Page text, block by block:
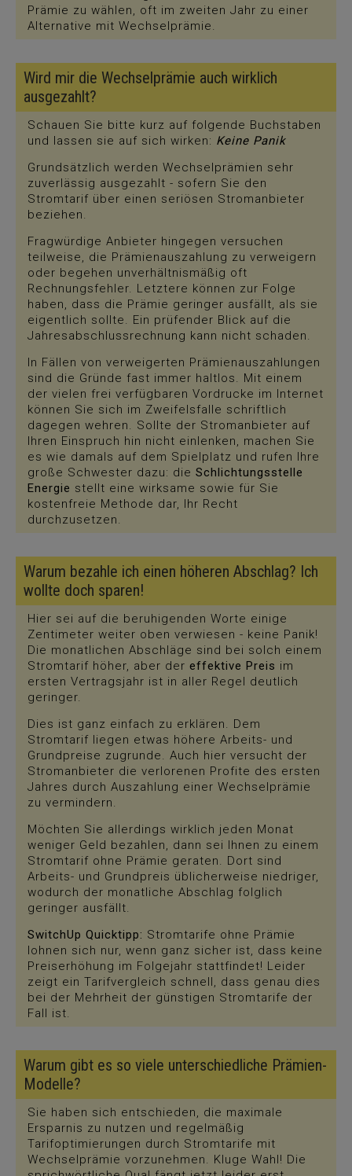
Prämie zu wählen, oft im zweiten Jahr zu einer
Alternative mit Wechselprämie.
Wird mir die Wechselprämie auch wirklich
ausgezahlt?
Schauen Sie bitte kurz auf folgende Buchstaben
und lassen sie auf sich wirken: Keine Panik
Grundsätzlich werden Wechselprämien sehr
zuverlässig ausgezahlt - sofern Sie den
Stromtarif über einen seriösen Stromanbieter
beziehen.
Fragwürdige Anbieter hingegen versuchen
teilweise, die Prämienauszahlung zu verweigern
oder begehen unverhältnismäßig oft
Rechnungsfehler. Letztere können zur Folge
haben, dass die Prämie geringer ausfällt, als sie
eigentlich sollte. Ein prüfender Blick auf die
Jahresabschlussrechnung kann nicht schaden.
In Fällen von verweigerten Prämienauszahlungen
sind die Gründe fast immer haltlos. Mit einem
der vielen frei verfügbaren Vordrucke im Internet
können Sie sich im Zweifelsfalle schriftlich
dagegen wehren. Sollte der Stromanbieter auf
Ihren Einspruch hin nicht einlenken, machen Sie
es wie damals auf dem Spielplatz und rufen Ihre
große Schwester dazu: die Schlichtungsstelle
Energie stellt eine wirksame sowie für Sie
kostenfreie Methode dar, Ihr Recht
durchzusetzen.
Warum bezahle ich einen höheren Abschlag? Ich
wollte doch sparen!
Hier sei auf die beruhigenden Worte einige
Zentimeter weiter oben verwiesen - keine Panik!
Die monatlichen Abschläge sind bei solch einem
Stromtarif höher, aber der effektive Preis im
ersten Vertragsjahr ist in aller Regel deutlich
geringer.
Dies ist ganz einfach zu erklären. Dem
Stromtarif liegen etwas höhere Arbeits- und
Grundpreise zugrunde. Auch hier versucht der
Stromanbieter die verlorenen Profite des ersten
Jahres durch Auszahlung einer Wechselprämie
zu vermindern.
Möchten Sie allerdings wirklich jeden Monat
weniger Geld bezahlen, dann sei Ihnen zu einem
Stromtarif ohne Prämie geraten. Dort sind
Arbeits- und Grundpreis üblicherweise niedriger,
wodurch der monatliche Abschlag folglich
geringer ausfällt.
SwitchUp Quicktipp: Stromtarife ohne Prämie
lohnen sich nur, wenn ganz sicher ist, dass keine
Preiserhöhung im Folgejahr stattfindet! Leider
zeigt ein Tarifvergleich schnell, dass genau dies
bei der Mehrheit der günstigen Stromtarife der
Fall ist.
Warum gibt es so viele unterschiedliche Prämien-
Modelle?
Sie haben sich entschieden, die maximale
Ersparnis zu nutzen und regelmäßig
Tarifoptimierungen durch Stromtarife mit
Wechselprämie vorzunehmen. Kluge Wahl! Die